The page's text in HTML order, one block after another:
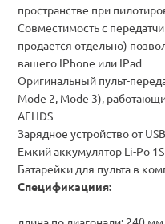
пространстве при
Совместимость с
продается отдельно)
вашего IPhone или IPad
Оригинальный пульт-
Mode 2, Mode 3),
AFHDS
Зарядное устройство от
Емкий аккумулятор Li-Po
Батарейки для пульта в
Спецификациия: